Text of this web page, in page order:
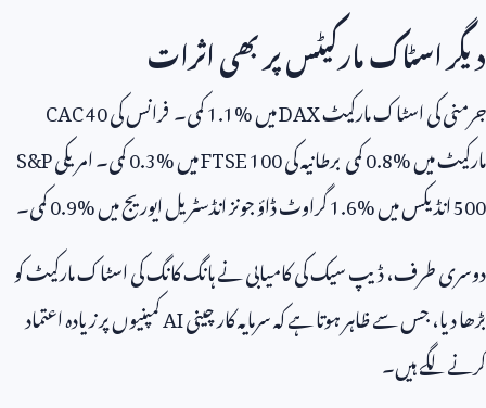
دیگر اسٹاک مارکیٹس پر بھی اثرات
جرمنی کی اسٹاک مارکیٹDAXمیں1.1%کمی۔ فرانس کیCAC 40
مارکیٹ میں0.8%کمی برطانیہ کیFTSE 100میں0.3%کمی۔ امریکیS&P
500انڈیکس میں1.6%گراوٹ ڈاؤ جونز انڈسٹریل ایوریج میں0.9%کمی۔
دوسری طرف، ڈیپ سیک کی کامیابی نے ہانگ کانگ کی اسٹاک مارکیٹ کو
بڑھا دیا، جس سے ظاہر ہوتا ہے کہ سرمایہ کار چینیAIکمپنیوں پر زیادہ اعتماد
کرنے لگے ہیں۔